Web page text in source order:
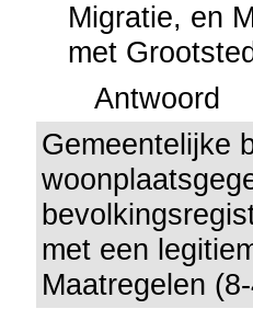
Migratie, en
met
Antwoord
Gemeentelijke
met een
Maatregelen